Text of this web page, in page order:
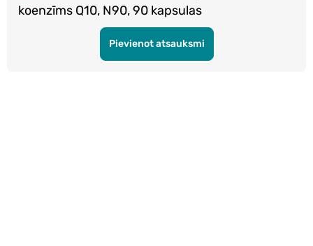
koenzīms Q10, N90, 90 kapsulas
Pievienot atsauksmi